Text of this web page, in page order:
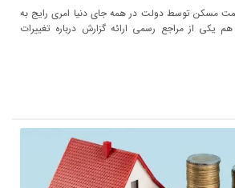
مسکن توسط دولت در همه جای دنیا امری رایج به
یکی از مراجع رسمی ارائه گزارش درباره تغییرات